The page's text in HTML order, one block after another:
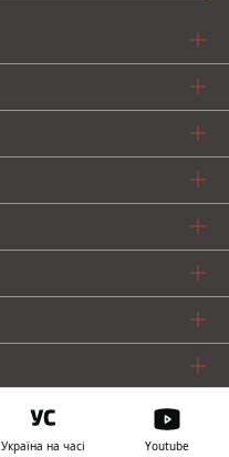
Україна на часі Youtube